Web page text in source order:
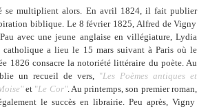
se multiplient alors. En avril 1824, il fait publier
biblique. Le 8 février 1825, Alfred de Vigny
avec une jeune anglaise en villégiature, Lydia
catholique a lieu le 15 mars suivant à Paris où le
1826 consacre la notoriété littéraire du poète. Au
un recueil de vers, "Les Poèmes antiques et
et "Le Cor". Au printemps, son premier roman,
le succès en librairie. Peu après, Vigny